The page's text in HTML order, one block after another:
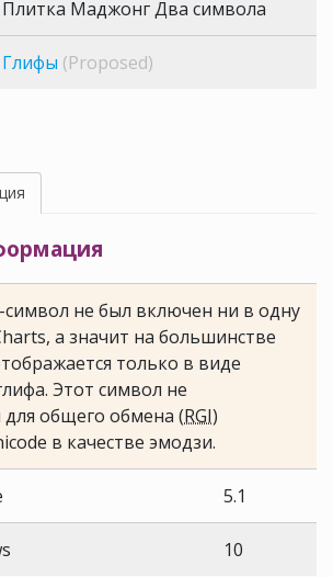
Плитка Маджонг Два символа
Глифы (Proposed)
не был включен ни в одну
а значит на большинстве
только в виде
Этот символ не
общего обмена (RGI)
в качестве эмодзи.
5.1
10